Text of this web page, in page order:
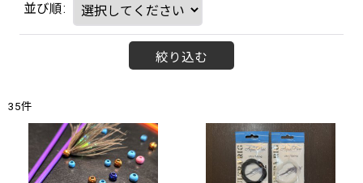
並び順:
絞り込む
35件